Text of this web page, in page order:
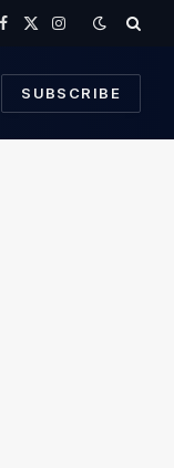
Facebook
X
Instagram
SUBSCRIBE